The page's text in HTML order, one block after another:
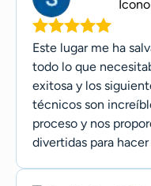
Este lugar me ha
todo lo que
exitosa y los
técnicos son
proceso y nos
divertidas para